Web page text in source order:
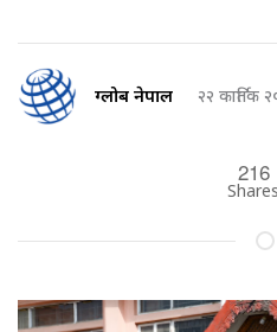
ग्लोब नेपाल २२ कार्तिक
216
Shares